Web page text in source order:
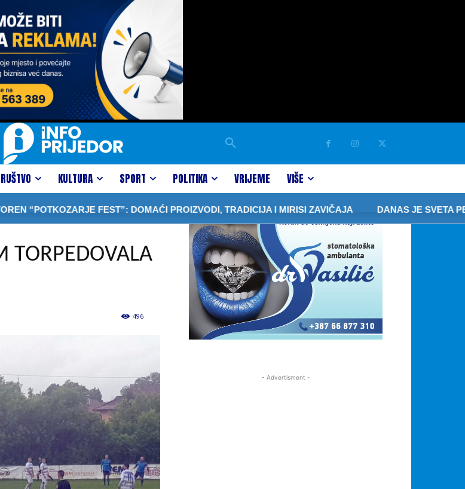
KULTURA SPORT POLITIKA VRIJEME VIŠE
“POTKOZARJE FEST”: DOMAĆI PROIZVODI, TRADICIJA I MIRISI ZAVIČAJA DANAS JE SVETA PETKA
TORPEDOVALA
496
- Advertisment -